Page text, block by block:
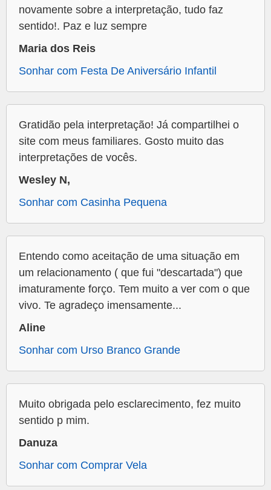
novamente sobre a interpretação, tudo faz
sentido!. Paz e luz sempre
Maria dos Reis
Sonhar com Festa De Aniversário Infantil
Gratidão pela interpretação! Já compartilhei o
site com meus familiares. Gosto muito das
interpretações de vocês.
Wesley N,
Sonhar com Casinha Pequena
Entendo como aceitação de uma situação em
um relacionamento ( que fui "descartada") que
imaturamente forço. Tem muito a ver com o que
vivo. Te agradeço imensamente...
Aline
Sonhar com Urso Branco Grande
Muito obrigada pelo esclarecimento, fez muito
sentido p mim.
Danuza
Sonhar com Comprar Vela